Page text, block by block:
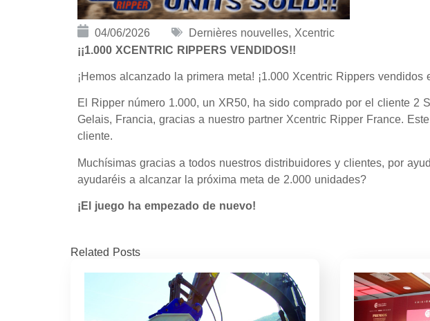
04/06/2026 Dernières nouvelles, Xcentric
¡¡1.000 XCENTRIC RIPPERS VENDIDOS!!
¡Hemos alcanzado la primera meta! ¡1.000 Xcentric Rippers vendidos
El Ripper número 1.000, un XR50, ha sido comprado por el cliente 2
Gelais, Francia, gracias a nuestro partner Xcentric Ripper France.
cliente.
Muchísimas gracias a todos nuestros distribuidores y clientes, por
ayudaréis a alcanzar la próxima meta de 2.000 unidades?
¡El juego ha empezado de nuevo!
Related Posts